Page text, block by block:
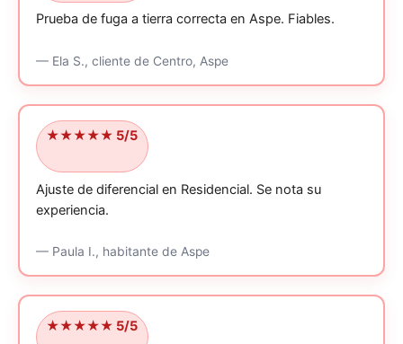
Prueba de fuga a tierra correcta en Aspe. Fiables.
—Ela S., clientede Centro, Aspe
★★★★★ 5/5
Ajuste de diferencial en Residencial. Se nota su
experiencia.
—Paula I., habitantede Aspe
★★★★★ 5/5